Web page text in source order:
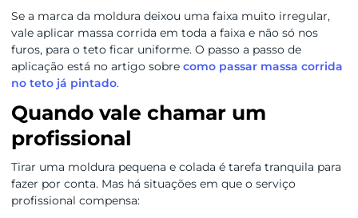
Se a marca da moldura deixou uma faixa muito irregular,
vale aplicar massa corrida em toda a faixa e não só nos
furos, para o teto ficar uniforme. O passo a passo de
aplicação está no artigo sobre como passar massa corrida
no teto já pintado.
Quando vale chamar um
profissional
Tirar uma moldura pequena e colada é tarefa tranquila para
fazer por conta. Mas há situações em que o serviço
profissional compensa: